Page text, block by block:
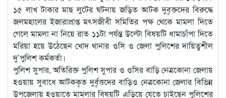
১৫ লাখ টাকার মাছ লুটের ঘটনায় জড়িত আটক দুবৃক্তদের বিরুদ্ধে
জলমহালের ইজারাপ্রাপ্ত মৎসজীবী সমিতির পক্ষ থেকে মামলা দিতে
গেলে মামলা না নিয়ে রাত ১১টা পর্যন্ত উল্টো বিষয়টি ধামাচাঁপা দিতে
মরিয়া হয়ে উঠেছেন খোদ থানার ওসি ও জেলা পুলিশের দায়িত্বশীল
দু’পুলিশ কর্মকর্তা।
পুলিশ সুপার, অতিরিক্ত পুলিশ সুপার ও ওসির বাড়ি নেত্রকোনা জেলায়
হওয়ায় সুবাধে আটককৃত দুর্বৃত্তদের বাড়িও নেত্রকোনা জেলার বিভিন্ন
উপজেলায় হওয়াতে মামলার বিষয়টি এড়িয়ে যেতে চাইছেন পুলিশের